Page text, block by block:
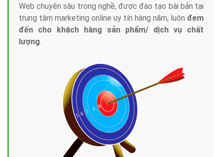
Web chuyên sâu trong nghề, được đào tạo bài bản tại
trung tâm marketing online uy tín hàng năm, luôn đem
đến cho khách hàng sản phẩm/ dịch vụ chất
lượng.